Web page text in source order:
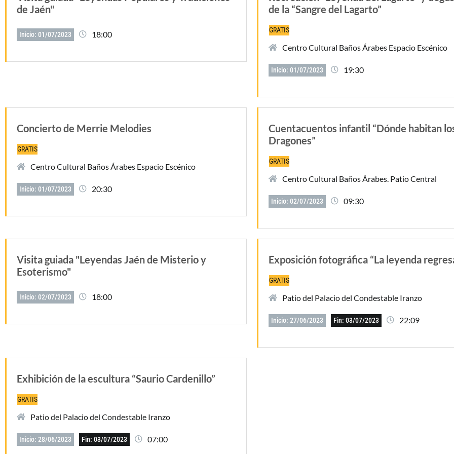
de Jaén"
Inicio: 01/07/2023 18:00
de la “Sangre del Lagarto”
GRATIS
Centro Cultural Baños Árabes Espacio Escénico
Inicio: 01/07/2023 19:30
Concierto de Merrie Melodies
GRATIS
Centro Cultural Baños Árabes Espacio Escénico
Inicio: 01/07/2023 20:30
Cuentacuentos infantil “Dónde habitan
Dragones”
GRATIS
Centro Cultural Baños Árabes. Patio Central
Inicio: 02/07/2023 09:30
Visita guiada "Leyendas Jaén de Misterio y
Esoterismo"
Inicio: 02/07/2023 18:00
Exposición fotográfica “La leyenda
GRATIS
Patio del Palacio del Condestable Iranzo
Inicio: 27/06/2023 Fin: 03/07/2023 22:09
Exhibición de la escultura “Saurio Cardenillo”
GRATIS
Patio del Palacio del Condestable Iranzo
Inicio: 28/06/2023 Fin: 03/07/2023 07:00